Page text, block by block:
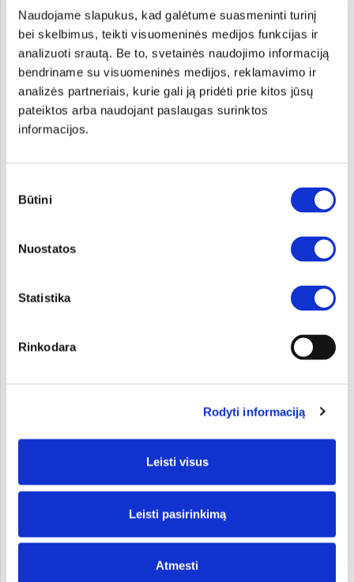
Naudojame slapukus, kad galėtume suasmeninti turinį
bei skelbimus, teikti visuomeninės medijos funkcijas ir
analizuoti srautą. Be to, svetainės naudojimo informaciją
bendriname su visuomeninės medijos, reklamavimo ir
analizės partneriais, kurie gali ją pridėti prie kitos jūsų
pateiktos arba naudojant paslaugas surinktos
informacijos.
pasirinkimas
Būtini
Nuostatos
Statistika
Rinkodara
Rodyti informaciją
Leisti visus
Leisti pasirinkimą
Atmesti
Vietovės apibūdinimas
KIA automobiliais prekiaujantis salonas įsikūręs Kauno
Aleksoto mikrorajone pietvakarinėje miesto dalyje.
Europos prospektas yra viena iš moderiausių ir
judriausių Kauno gatvių su visiškai nauja infrastruktūra.
Šis prospektas jungia „Via Baltica“ magistralę su miesto
centru ir pramonės rajonais. Itin lengvas privažiavimas
Patalpos
2006 metais atlikome modernią pastato rekonstrukciją,
tad dabar įmonė įsikūrė erdviose ir jaukiose patalpose.
pirmutinis, KIA automobilių pardavimo salonas, kuriame
ne tik eksploatuojami nauji ir dėvėti KIA modeliai, bet dar
darbo vietos, bloke taip pat yra įsikūrusi salono